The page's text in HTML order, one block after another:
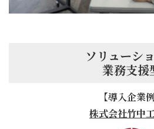
ソリューシ
業務支援
【導入企業例
株式会社竹中